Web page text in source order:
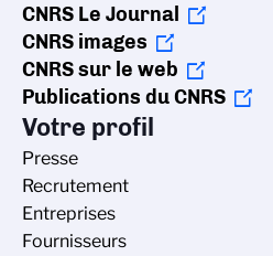
CNRS Le Journal
CNRS images
CNRS sur le web
Publications du CNRS
Votre profil
Presse
Recrutement
Entreprises
Fournisseurs